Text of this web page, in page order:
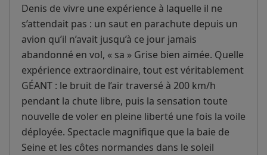
Denis de vivre une expérience à laquelle il ne
s’attendait pas : un saut en parachute depuis un
avion qu’il n’avait jusqu’à ce jour jamais
abandonné en vol, « sa » Grise bien aimée. Quelle
expérience extraordinaire, tout est véritablement
GÉANT : le bruit de l’air traversé à 200 km/h
pendant la chute libre, puis la sensation toute
nouvelle de voler en pleine liberté une fois la voile
déployée. Spectacle magnifique que la baie de
Seine et les côtes normandes dans le soleil